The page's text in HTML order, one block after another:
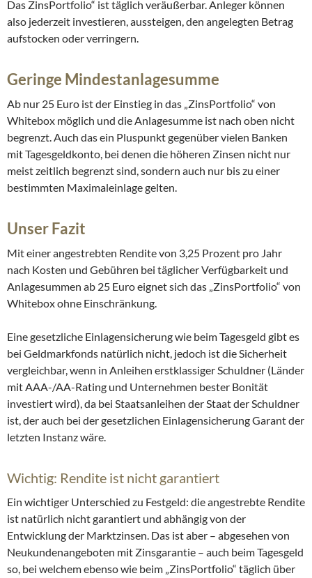
Das ZinsPortfolio“ ist täglich veräußerbar. Anleger können
also jederzeit investieren, aussteigen, den angelegten Betrag
aufstocken oder verringern.
Geringe Mindestanlagesumme
Ab nur 25 Euro ist der Einstieg in das „ZinsPortfolio“ von
Whitebox möglich und die Anlagesumme ist nach oben nicht
begrenzt. Auch das ein Pluspunkt gegenüber vielen Banken
mit Tagesgeldkonto, bei denen die höheren Zinsen nicht nur
meist zeitlich begrenzt sind, sondern auch nur bis zu einer
bestimmten Maximaleinlage gelten.
Unser Fazit
Mit einer angestrebten Rendite von 3,25 Prozent pro Jahr
nach Kosten und Gebühren bei täglicher Verfügbarkeit und
Anlagesummen ab 25 Euro eignet sich das „ZinsPortfolio“ von
Whitebox ohne Einschränkung.
Eine gesetzliche Einlagensicherung wie beim Tagesgeld gibt es
bei Geldmarkfonds natürlich nicht, jedoch ist die Sicherheit
vergleichbar, wenn in Anleihen erstklassiger Schuldner (Länder
mit AAA-/AA-Rating und Unternehmen bester Bonität
investiert wird), da bei Staatsanleihen der Staat der Schuldner
ist, der auch bei der gesetzlichen Einlagensicherung Garant der
letzten Instanz wäre.
Wichtig: Rendite ist nicht garantiert
Ein wichtiger Unterschied zu Festgeld: die angestrebte Rendite
ist natürlich nicht garantiert und abhängig von der
Entwicklung der Marktzinsen. Das ist aber – abgesehen von
Neukundenangeboten mit Zinsgarantie – auch beim Tagesgeld
so, bei welchem ebenso wie beim „ZinsPortfolio“ täglich über